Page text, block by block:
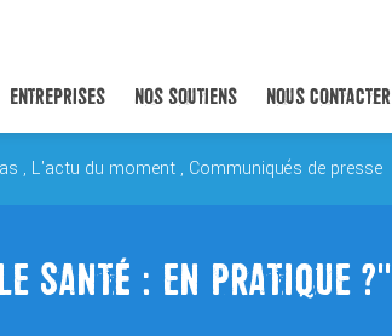
ENTREPRISES NOS SOUTIENS NOUS CONTACTER
L'actu du moment Communiqués de presse
SANTÉ : EN PRATIQUE ?"